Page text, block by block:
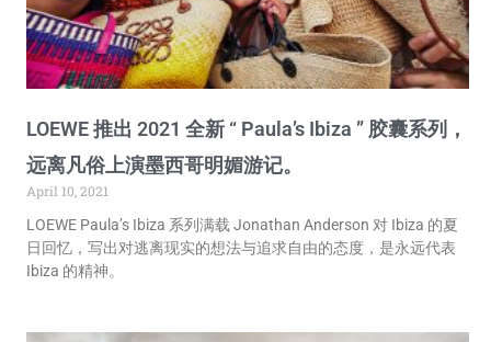
LOEWE 推出 2021 全新 “ Paula’s Ibiza ” 胶囊系列，
远离凡俗上演墨西哥明媚游记。
April 10, 2021
LOEWE Paula’s Ibiza 系列满载 Jonathan Anderson 对 Ibiza 的夏
日回忆，写出对逃离现实的想法与追求自由的态度，是永远代表
Ibiza 的精神。